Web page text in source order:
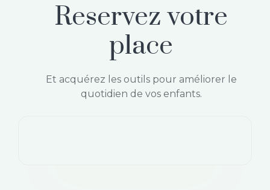
Reservez votre
place
Et acquérez les outils pour améliorer le
quotidien de vos enfants.